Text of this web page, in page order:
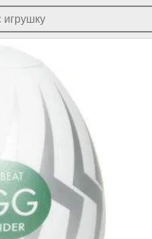
коллекции Tenga